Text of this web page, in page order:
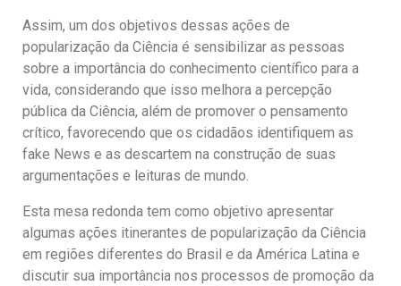
Assim, um dos objetivos dessas ações de
popularização da Ciência é sensibilizar as pessoas
sobre a importância do conhecimento científico para a
vida, considerando que isso melhora a percepção
pública da Ciência, além de promover o pensamento
crítico, favorecendo que os cidadãos identifiquem as
fake News e as descartem na construção de suas
argumentações e leituras de mundo.
Esta mesa redonda tem como objetivo apresentar
algumas ações itinerantes de popularização da Ciência
em regiões diferentes do Brasil e da América Latina e
discutir sua importância nos processos de promoção da